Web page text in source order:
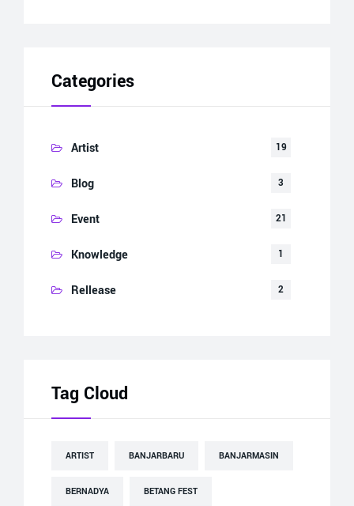
Categories
Artist 19
Blog 3
Event 21
Knowledge 1
Rellease 2
Tag Cloud
ARTIST BANJARBARU BANJARMASIN
BERNADYA BETANG FEST